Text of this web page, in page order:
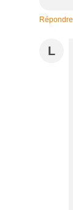
Répondre
L